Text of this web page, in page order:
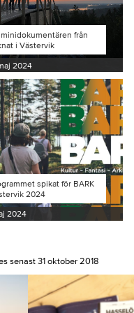
från
i Västervik
2024
spikat för BARK
2024
2024
senast 31 oktober 2018